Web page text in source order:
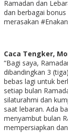
Ramadan dan
dan berbagai
merasakan
Caca Tengker,
“Bagi saya,
dibandingkan 3
bebas lagi untuk
setiap bulan
silaturahmi dan
saat lebaran. Ada
menyambut bulan
mempersiapkan